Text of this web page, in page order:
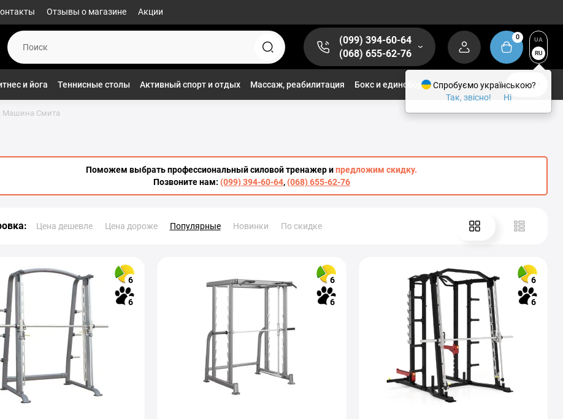
Отзывы о магазине Акции
(099) 394-60-64
(068) 655-62-76
0
UA
RU
и йога Теннисные столы Активный спорт и отдых Массаж, реабилитация Бокс и единоборства 1/2
Машина Смита
Поможем выбрать профессиональный силовой тренажер ипредложим скидку.
Позвоните нам: (099) 394-60-64,(068) 655-62-76
Цена дешевле Цена дороже Популярные Новинки По скидке
6
6
6
6
6
6
Спробуємо українською?
Так, звісно!
Ні